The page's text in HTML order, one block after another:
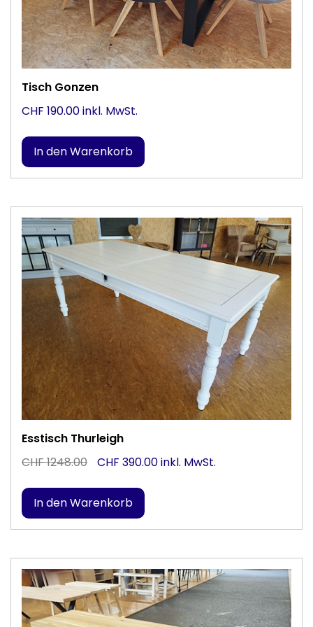
Tisch Gonzen
CHF 190.00 inkl. MwSt.
Esstisch Thurleigh
CHF 1248.00
CHF 390.00 inkl. MwSt.